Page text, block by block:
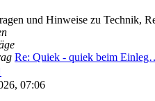
und Hinweise zu Technik,
Re: Quiek - quiek beim
Beitrag07:06